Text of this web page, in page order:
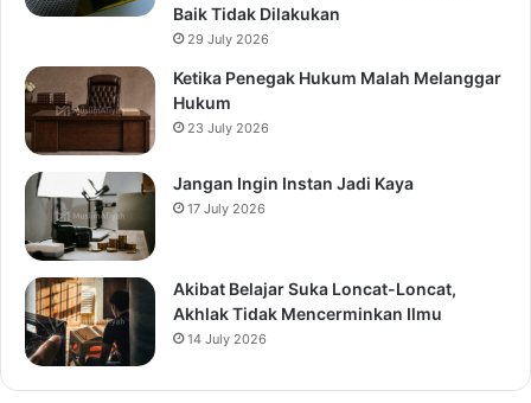
Baik Tidak Dilakukan
29 July 2026
Ketika Penegak Hukum Malah Melanggar
Hukum
23 July 2026
Jangan Ingin Instan Jadi Kaya
17 July 2026
Akibat Belajar Suka Loncat-Loncat,
Akhlak Tidak Mencerminkan Ilmu
14 July 2026